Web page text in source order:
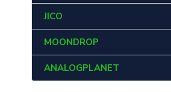
JICO
MOONDROP
ANALOGPLANET